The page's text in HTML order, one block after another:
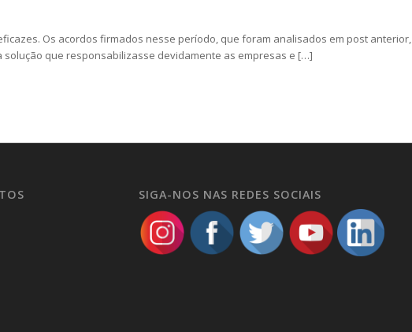
Os acordos firmados nesse período, que foram analisados em post anterior,
que responsabilizasse devidamente as empresas e […]
SIGA-NOS NAS REDES SOCIAIS